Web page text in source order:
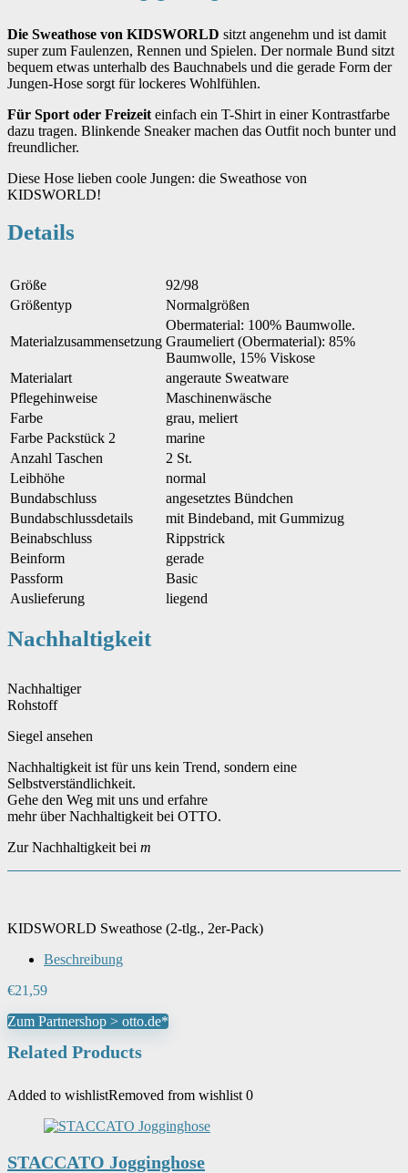
Die Sweathose von KIDSWORLD sitzt angenehm und ist damit
super zum Faulenzen, Rennen und Spielen. Der normale Bund sitzt
bequem etwas unterhalb des Bauchnabels und die gerade Form der
Jungen-Hose sorgt für lockeres Wohlfühlen.
Für Sport oder Freizeit einfach ein T-Shirt in einer Kontrastfarbe
dazu tragen. Blinkende Sneaker machen das Outfit noch bunter und
freundlicher.
Diese Hose lieben coole Jungen: die Sweathose von
KIDSWORLD!
Details
Größe
92/98
Größentyp
Normalgrößen
Materialzusammensetzung
Obermaterial: 100% Baumwolle.
Graumeliert (Obermaterial): 85%
Baumwolle, 15% Viskose
Materialart
angeraute Sweatware
Pflegehinweise
Maschinenwäsche
Farbe
grau, meliert
Farbe Packstück 2
marine
Anzahl Taschen
2 St.
Leibhöhe
normal
Bundabschluss
angesetztes Bündchen
Bundabschlussdetails
mit Bindeband, mit Gummizug
Beinabschluss
Rippstrick
Beinform
gerade
Passform
Basic
Auslieferung
liegend
Nachhaltigkeit
Nachhaltiger
Rohstoff
Siegel ansehen
Nachhaltigkeit ist für uns kein Trend, sondern eine
Selbstverständlichkeit.
Gehe den Weg mit uns und erfahre
mehr über Nachhaltigkeit bei OTTO.
Zur Nachhaltigkeit bei m
KIDSWORLD Sweathose (2-tlg., 2er-Pack)
Beschreibung
€21,59
Zum Partnershop > otto.de*
Related Products
Added to wishlistRemoved from wishlist 0
STACCATO Jogginghose